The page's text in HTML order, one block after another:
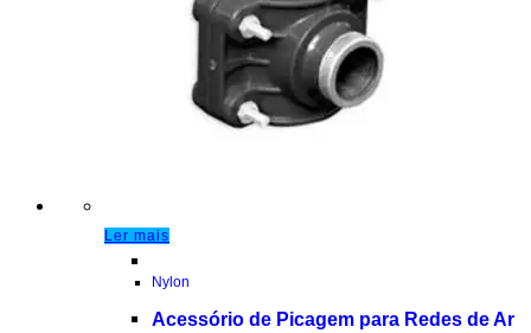
Ler mais
Nylon
Acessório de Picagem para Redes de Ar